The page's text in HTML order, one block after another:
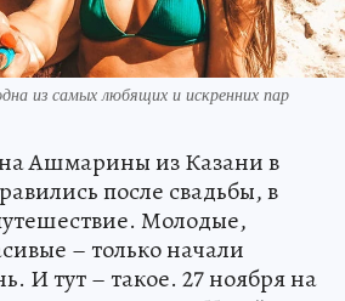
из самых любящих и искренних пар
Ашмарины из Казани в
после свадьбы, в
Молодые,
– только начали
И тут – такое. 27 ноября на